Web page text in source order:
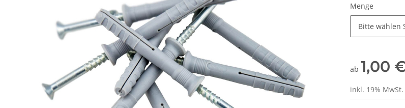
Menge
Bitte wählen
ab 1,00
inkl. 19% MwSt.